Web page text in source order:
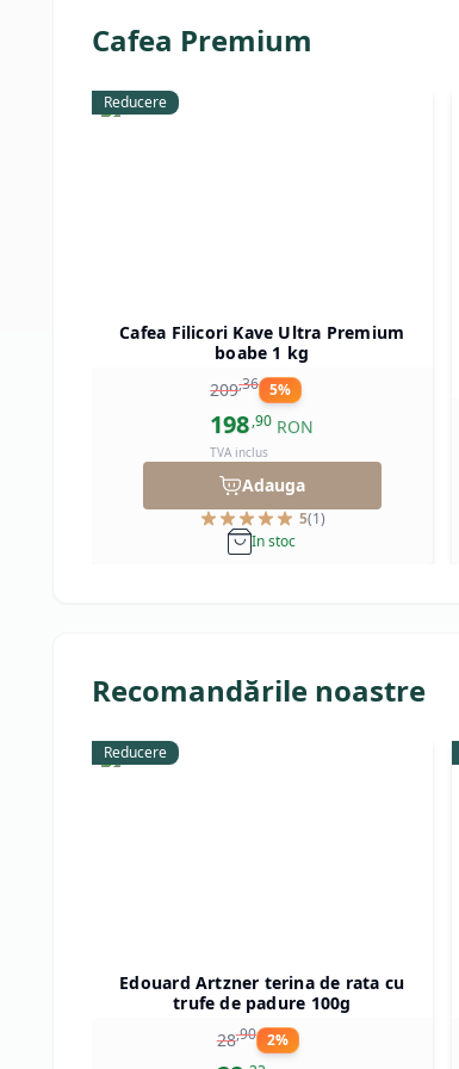
Cafea Premium
Reducere
Cafea Filicori Kave Ultra Premium
boabe 1 kg
209,36 5%
198,90 RON
TVA inclus
Adauga
5(1)
In stoc
Recomandările noastre
Reducere
Edouard Artzner terina de rata cu
trufe de padure 100g
28,90 2%